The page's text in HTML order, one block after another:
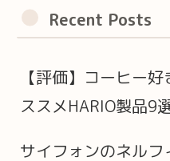
Recent Posts
【評価】コーヒー
ススメHARIO製品9
サイフォンのネル